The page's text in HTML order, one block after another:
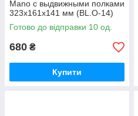
Mano с выдвижными полками
323x161x141 мм (BL.O-14)
Готово до відправки 10 од.
680 ₴
Купити